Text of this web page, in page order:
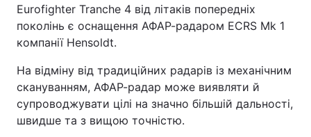
Eurofighter Tranche 4 від літаків попередніх
поколінь є оснащення АФАР-радаром ECRS Mk 1
компанії Hensoldt.
На відміну від традиційних радарів із механічним
скануванням, АФАР-радар може виявляти й
супроводжувати цілі на значно більшій дальності,
швидше та з вищою точністю.